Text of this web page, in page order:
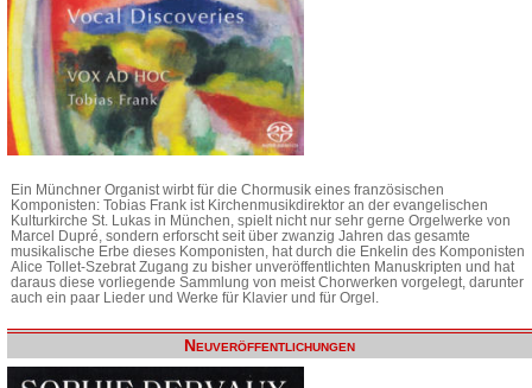
Ein Münchner Organist wirbt für die Chormusik eines französischen
Komponisten: Tobias Frank ist Kirchenmusikdirektor an der evangelischen
Kulturkirche St. Lukas in München, spielt nicht nur sehr gerne Orgelwerke von
Marcel Dupré, sondern erforscht seit über zwanzig Jahren das gesamte
musikalische Erbe dieses Komponisten, hat durch die Enkelin des Komponisten
Alice Tollet-Szebrat Zugang zu bisher unveröffentlichten Manuskripten und hat
daraus diese vorliegende Sammlung von meist Chorwerken vorgelegt, darunter
auch ein paar Lieder und Werke für Klavier und für Orgel.
Neuveröffentlichungen